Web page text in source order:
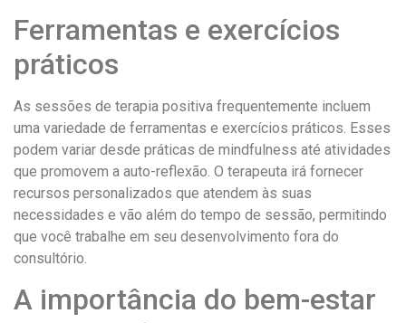
Ferramentas e exercícios
práticos
As sessões de terapia positiva frequentemente incluem
uma variedade de ferramentas e exercícios práticos. Esses
podem variar desde práticas de mindfulness até atividades
que promovem a auto-reflexão. O terapeuta irá fornecer
recursos personalizados que atendem às suas
necessidades e vão além do tempo de sessão, permitindo
que você trabalhe em seu desenvolvimento fora do
consultório.
A importância do bem-estar